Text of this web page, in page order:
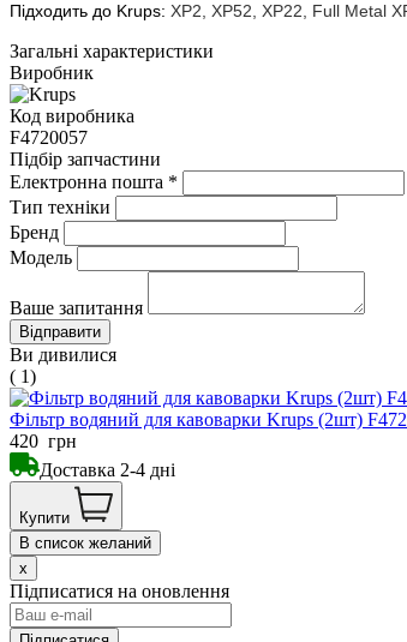
Підходить до Krups: XP2, XP52, XP22, Full Metal
Загальні характеристики
Виробник
Код виробника
F4720057
Підбір запчастини
Електронна пошта *
Тип техніки
Бренд
Модель
Ваше запитання
Ви дивилися
( 1)
Фільтр водяний для кавоварки Krups (2шт)
420 грн
Доставка 2-4 дні
Купити
В список желаний
x
Підписатися на оновлення